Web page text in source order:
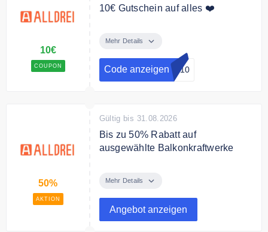
10€
COUPON
10€ Gutschein auf alles ❤️
Rabatt auf das gesamte Sortiment.
Mehr Details
Code anzeigen EI10
50%
AKTION
Gültig bis 31.08.2026
Bis zu 50% Rabatt auf
ausgewählte Balkonkraftwerke
ausgewählte Balkonkraftwerke im
Mehr Details
Angebot anzeigen